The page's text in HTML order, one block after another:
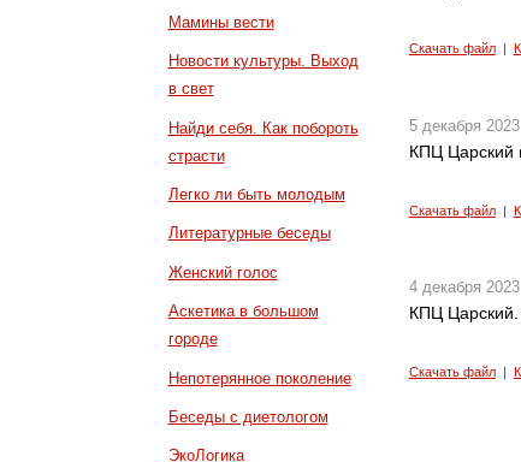
Мамины вести
Новости культуры. Выход
в свет
Найди себя. Как побороть
страсти
Легко ли быть молодым
Литературные беседы
Женский голос
Аскетика в большом
городе
Непотерянное поколение
Беседы с диетологом
ЭкоЛогика
Скачать файл|
5 декабря 2023
КПЦ Царский
Скачать файл|
4 декабря 2023
КПЦ Царский.
Скачать файл|